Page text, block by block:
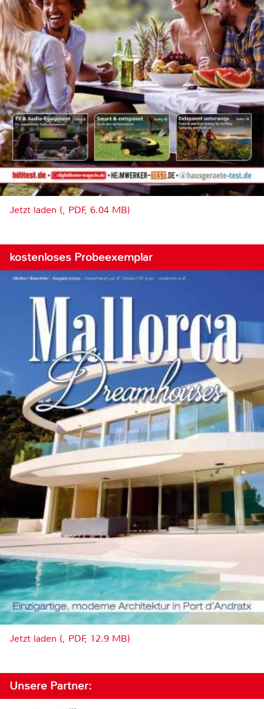
Jetzt laden (, PDF, 6.04 MB)
kostenloses Probeexemplar
Jetzt laden (, PDF, 12.9 MB)
Unsere Partner: